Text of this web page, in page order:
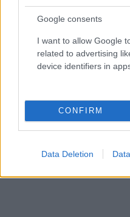
Google consents
I want to allow Google
related to advertising
device identifiers in
CONFIRM
Data Deletion
Οι πιλότοι, φέρουν
εξετάζονται από
συμμετέχουν στις
οδήγησαν στην πτώση